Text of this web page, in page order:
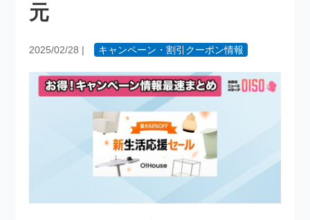
元
2025/02/28 | キャンペーン・割引クーポン情報